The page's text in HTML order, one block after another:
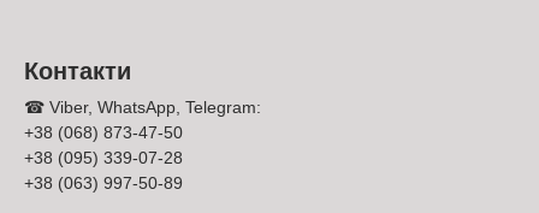
можливий продаж в розстрочку, є схема оплата частинами.
Контакти
☎ Viber, WhatsApp, Telegram:
+38 (068) 873-47-50
+38 (095) 339-07-28
+38 (063) 997-50-89